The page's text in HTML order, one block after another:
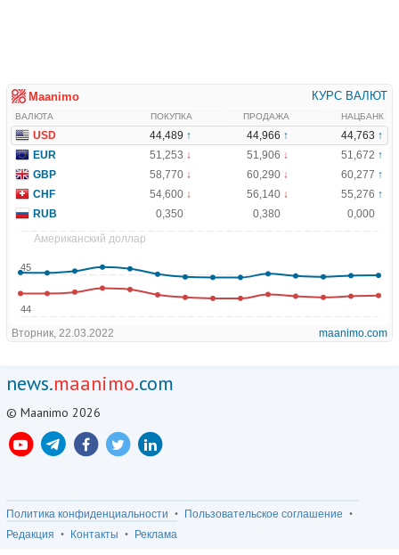
news.maanimo.com
© Maanimo 2026
Политика конфиденциальности
Пользовательское соглашение
Редакция
Контакты Реклама